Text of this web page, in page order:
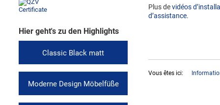
Hier geht's zu den Highlights
Classic Black matt
Moderne Design Möbelfüße
Plus devidéos
d’assistance.
Vous êtes ici: